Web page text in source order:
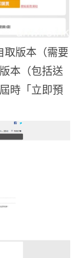
版本（需要
本（包括送
時「立即預